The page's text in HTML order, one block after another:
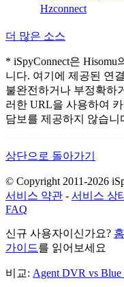
Hzconnect
더 많은 소스
* iSpyConnect은
니다. 여기에 제공된 연
불완전하거나 부정확하
러한 URL을 사용하여
담보를 제공하지 않습니
상단으로 돌아가기
© Copyright 2011-2026
서비스 약관 - 서비스 상
FAQ
신규 사용자이신가요?
가이드를 읽어보세요
비교: Agent DVR vs Blue